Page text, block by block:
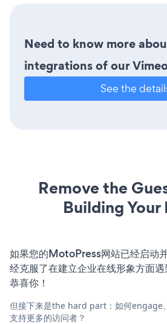
Need to know more
integrations of our
See the
Remove the
Building Your
如果您的MotoPress网站已经启动
经克服了在建立企业在线形象方面遇
恭喜你！
但接下来是the hard part：如何engage
支持更多的访问者？